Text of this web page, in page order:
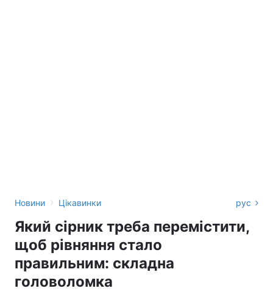
Новини › Цікавинки рус
Який сірник треба перемістити,
щоб рівняння стало
правильним: складна
головоломка